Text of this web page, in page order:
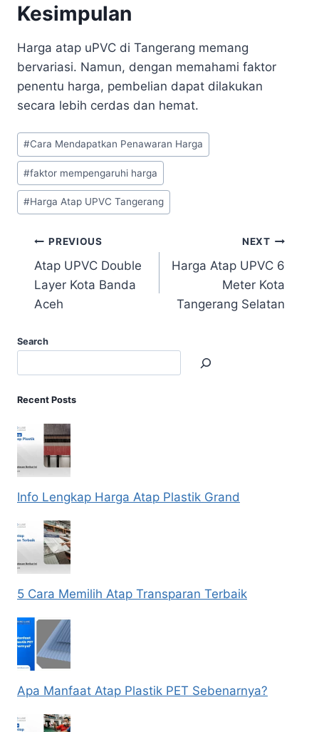
Kesimpulan
Harga atap uPVC di Tangerang memang
bervariasi. Namun, dengan memahami faktor
penentu harga, pembelian dapat dilakukan
secara lebih cerdas dan hemat.
#Cara Mendapatkan Penawaran Harga
#faktor mempengaruhi harga
#Harga Atap UPVC Tangerang
PREVIOUS
Atap UPVC Double
Layer Kota Banda
Aceh
NEXT
Harga Atap UPVC 6
Meter Kota
Tangerang Selatan
Search
Recent Posts
Info Lengkap Harga Atap Plastik Grand
5 Cara Memilih Atap Transparan Terbaik
Apa Manfaat Atap Plastik PET Sebenarnya?